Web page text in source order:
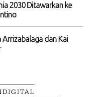
2030 Ditawarkan ke
Arrizabalaga dan Kai